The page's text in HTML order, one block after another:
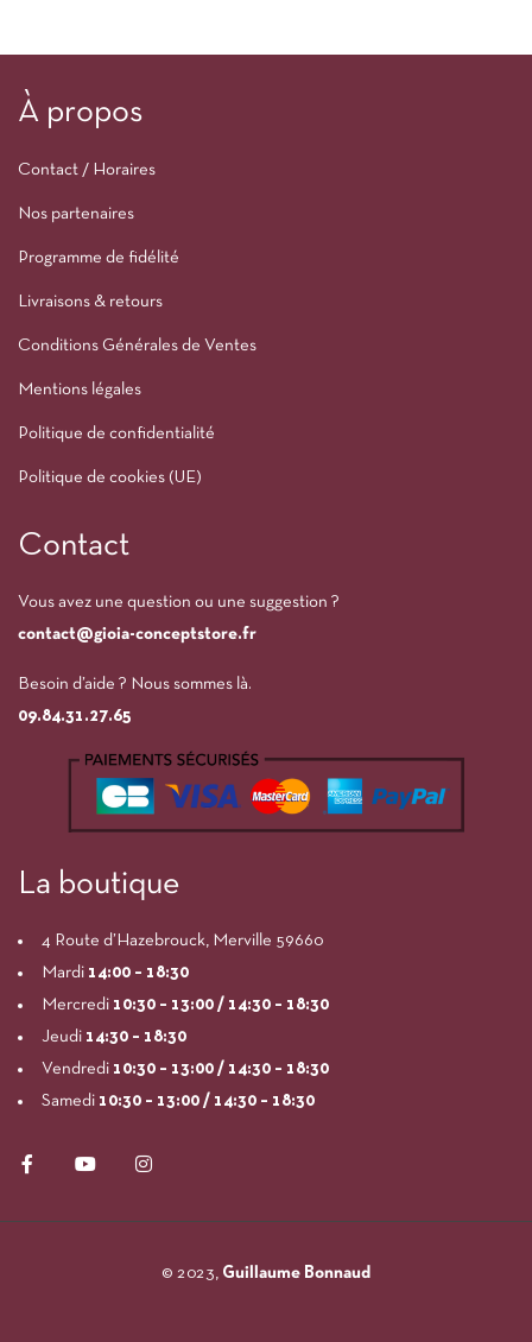
À propos
Contact / Horaires
Nos partenaires
Programme de fidélité
Livraisons & retours
Conditions Générales de Ventes
Mentions légales
Politique de confidentialité
Politique de cookies (UE)
Contact
Vous avez une question ou une suggestion ?
contact@gioia-conceptstore.fr
Besoin d’aide ? Nous sommes là.
09.84.31.27.65
La boutique
4 Route d’Hazebrouck, Merville 59660
Mardi 14:00 – 18:30
Mercredi 10:30 – 13:00 / 14:30 – 18:30
Jeudi 14:30 – 18:30
Vendredi 10:30 – 13:00 / 14:30 – 18:30
Samedi 10:30 – 13:00 / 14:30 – 18:30
© 2023, Guillaume Bonnaud